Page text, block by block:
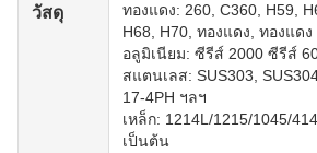
วัสดุ
ทองแดง: 260, C360, H59,
H68, H70, ทองแดง, ทองแดง
อลูมิเนียม: ซีรีส์ 2000 ซีรีส์
สแตนเลส: SUS303,
17-4PH ฯลฯ
เหล็ก: 1214L/1215/1045/
เป็นต้น